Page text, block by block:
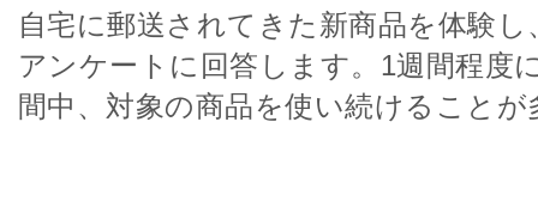
自宅に郵送されてきた新商品を体験
アンケートに回答します。1週間程度
間中、対象の商品を使い続けることが